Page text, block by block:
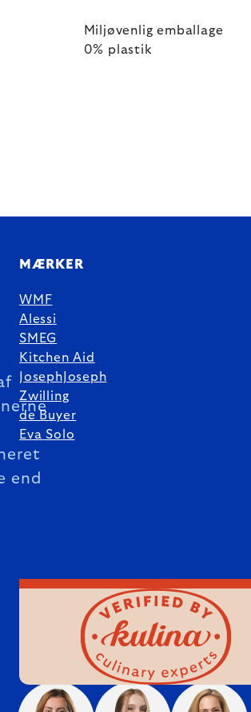
Miljøvenlig emballage
0% plastik
end
MÆRKER
WMF
Alessi
SMEG
Kitchen Aid
JosephJoseph
Zwilling
de Buyer
Eva Solo